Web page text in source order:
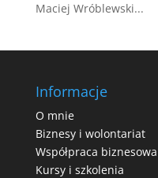
Maciej Wróblewski...
Informacje
O mnie
Biznesy i wolontariat
Współpraca biznesowa
Kursy i szkolenia